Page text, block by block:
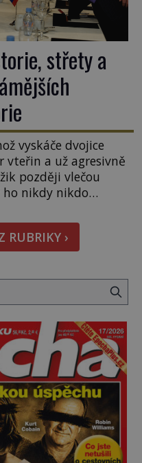
střety a
vyskáče dvojice
vteřin a už agresivně
později vlečou
ho nikdy nikdo
přijít na jméno.
sabotáží, […]
RUBRIKY ›